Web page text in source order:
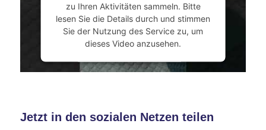
zu Ihren Aktivitäten sammeln. Bitte
lesen Sie die Details durch und stimmen
Sie der Nutzung des Service zu, um
dieses Video anzusehen.
Mehr Informationen
powered byUsercentrics Consent
Jetzt in den sozialen Netzen teilen